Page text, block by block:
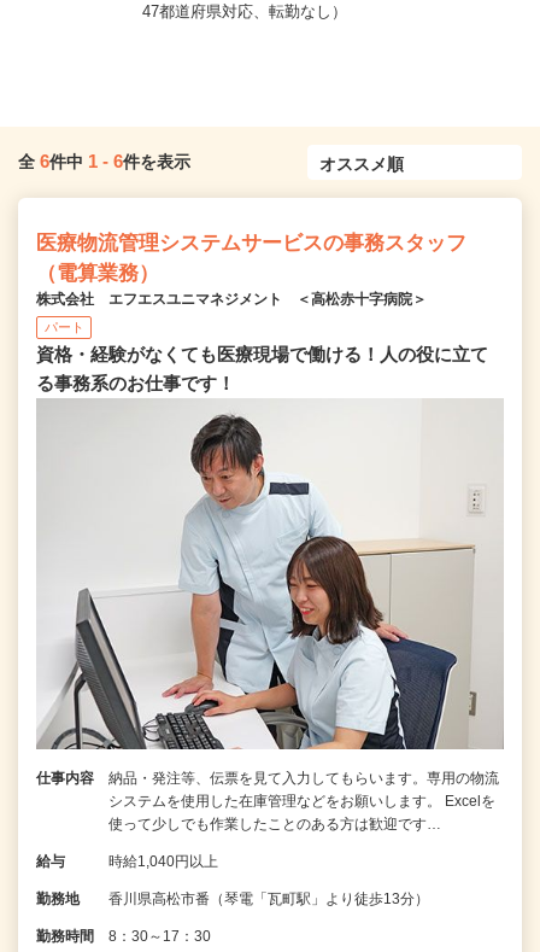
47都道府県対応、転勤なし）
全 6件中 1 - 6件を表示
医療物流管理システムサービスの事務スタッフ
（電算業務）
株式会社 エフエスユニマネジメント ＜高松赤十字病院＞
パート
資格・経験がなくても医療現場で働ける！人の役に立て
る事務系のお仕事です！
仕事内容
納品・発注等、伝票を見て入力してもらいます。専用の物流
システムを使用した在庫管理などをお願いします。 Excelを
使って少しでも作業したことのある方は歓迎です…
給与 時給1,040円以上
勤務地 香川県高松市番（琴電「瓦町駅」より徒歩13分）
勤務時間 8：30～17：30